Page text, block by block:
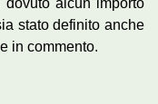
stato definito anche
in commento.